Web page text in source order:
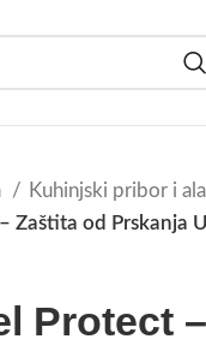
Kuhinjski pribor i
Zaštita od Prskanja
Protect